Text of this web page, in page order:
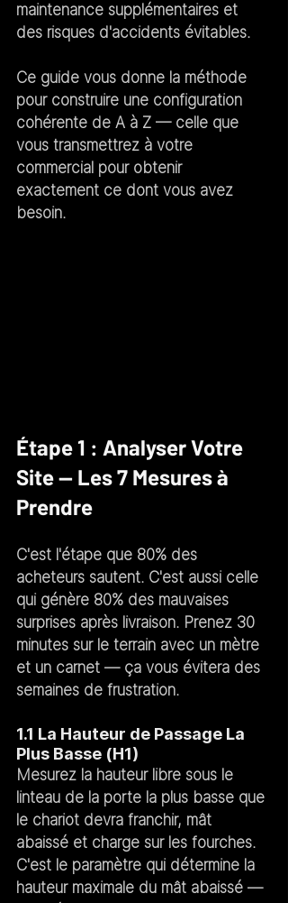
maintenance supplémentaires et
des risques d'accidents évitables.
Ce guide vous donne la méthode
pour construire une configuration
cohérente de A à Z — celle que
vous transmettrez à votre
commercial pour obtenir
exactement ce dont vous avez
besoin.
Étape 1 : Analyser Votre
Site — Les 7 Mesures à
Prendre
C'est l'étape que 80% des
acheteurs sautent. C'est aussi celle
qui génère 80% des mauvaises
surprises après livraison. Prenez 30
minutes sur le terrain avec un mètre
et un carnet — ça vous évitera des
semaines de frustration.
1.1 La Hauteur de Passage La
Plus Basse (H1)
Mesurez la hauteur libre sous le
linteau de la porte la plus basse que
le chariot devra franchir, mât
abaissé et charge sur les fourches.
C'est le paramètre qui détermine la
hauteur maximale du mât abaissé —